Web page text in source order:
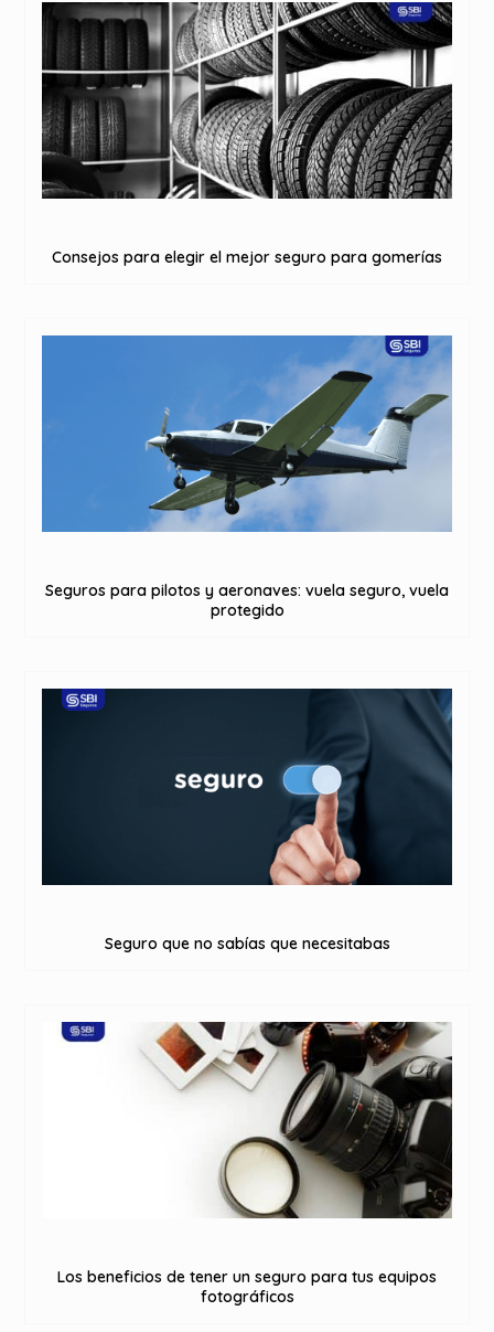
Consejos para elegir el mejor seguro para gomerías
Seguros para pilotos y aeronaves: vuela seguro, vuela
protegido
Seguro que no sabías que necesitabas
Los beneficios de tener un seguro para tus equipos
fotográficos